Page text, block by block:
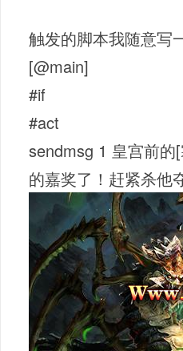
触发的脚本我随意写
[@main]
#if
#act
sendmsg 1 皇宫前
的嘉奖了！赶紧杀他